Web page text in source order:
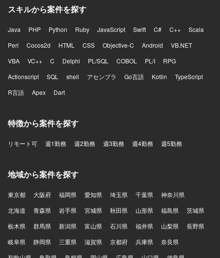
スキルから案件を探す
Java PHP Python Ruby JavaScript Swift C# C++
Scala
Perl
Cocos2d HTML CSS Objective-C Android
VB.NET
VBA
VC++ C Delphi PL/SQL COBOL PL/I
RPG
Actionscript
SQL shell アセンブラ Go言語 Kotlin
TypeScript
R言語
Apex Dart
特徴から案件を探す
リモート可 週1勤務 週2勤務 週3勤務 週4勤務 週5勤務
地域から案件を探す
東京都 大阪府 福岡県 愛知県 埼玉県 千葉県
神奈川県
北海道
青森県 岩手県 宮城県 秋田県 山形県 福島県
茨城県
栃木県
群馬県 新潟県 富山県 石川県 福井県 山梨県
長野県
岐阜県
静岡県 三重県 滋賀県 京都府 兵庫県
奈良県